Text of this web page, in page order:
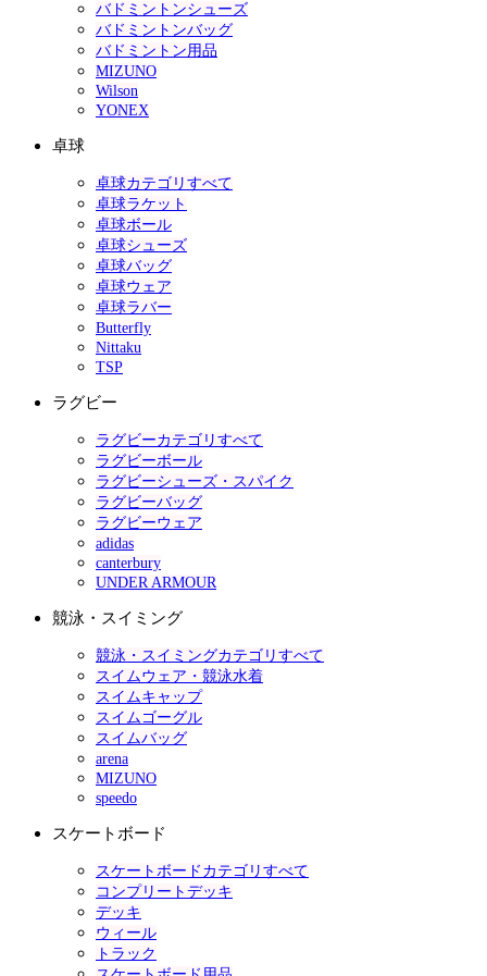
バドミントンシューズ
バドミントンバッグ
バドミントン用品
MIZUNO
Wilson
YONEX
卓球
卓球カテゴリすべて
卓球ラケット
卓球ボール
卓球シューズ
卓球バッグ
卓球ウェア
卓球ラバー
Butterfly
Nittaku
TSP
ラグビー
ラグビーカテゴリすべて
ラグビーボール
ラグビーシューズ・スパイク
ラグビーバッグ
ラグビーウェア
adidas
canterbury
UNDER ARMOUR
競泳・スイミング
競泳・スイミングカテゴリすべて
スイムウェア・競泳水着
スイムキャップ
スイムゴーグル
スイムバッグ
arena
MIZUNO
speedo
スケートボード
スケートボードカテゴリすべて
コンプリートデッキ
デッキ
ウィール
トラック